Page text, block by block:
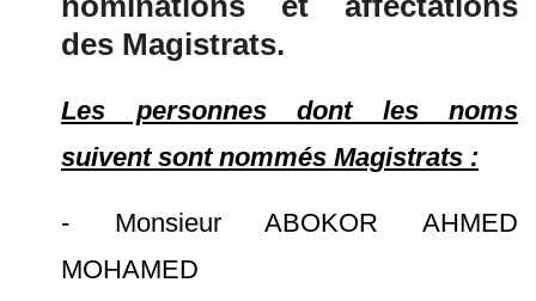
des Magistrats.
Les personnes dont les noms
suivent sont nommés Magistrats :
- Monsieur ABOKOR AHMED
MOHAMED